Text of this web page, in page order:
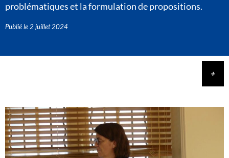
problématiques et la formulation de propositions.
Publié le 2 juillet 2024